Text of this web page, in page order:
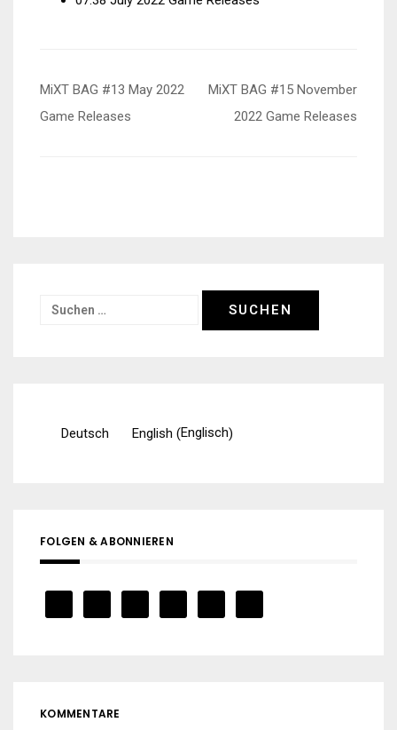
Beitragsnavigation
MiXT BAG #13 May 2022
Game Releases
MiXT BAG #15 November
2022 Game Releases
Suchen
Deutsch English (Englisch)
FOLGEN & ABONNIEREN
KOMMENTARE